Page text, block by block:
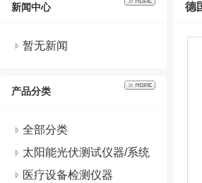
新闻中心
暂无新闻
产品分类
全部分类
太阳能光伏测试仪器/系统
医疗设备检测仪器
德